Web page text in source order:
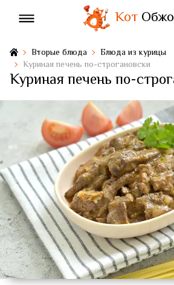
Кот
Вторые блюда
Блюда из курицы
Куриная печень по-строгановски
Куриная печень по-